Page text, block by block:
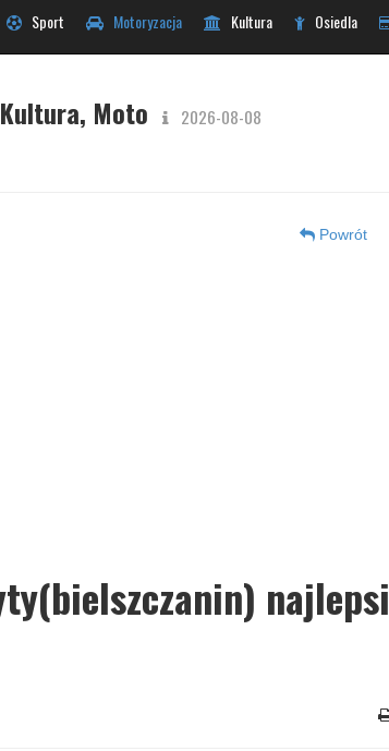
Sport Motoryzacja Kultura Osiedla
Moto 2026-08-08
Powrót
najlepsi